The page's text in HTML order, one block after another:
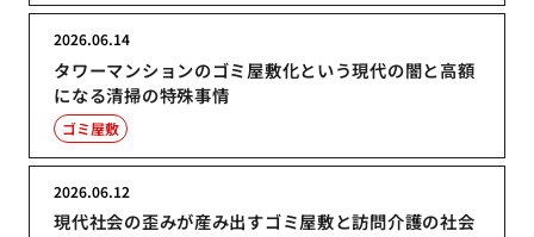
タワーマンションのゴミ屋敷化という現代の闇と高額
になる清掃の特殊事情
2026.06.14
ゴミ屋敷
現代社会の歪みが産み出すゴミ屋敷と訪問介護の社会
2026.06.12